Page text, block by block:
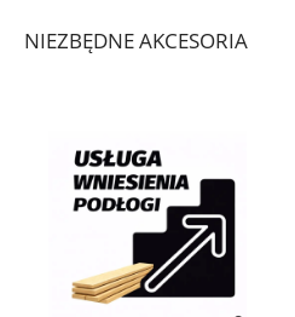
NIEZBĘDNE AKCESORIA